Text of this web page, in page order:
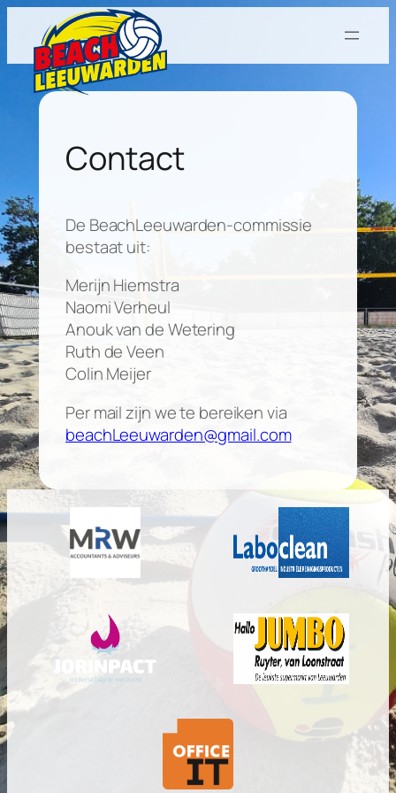
de
inhoud
Contact
De BeachLeeuwarden-commissie
bestaat uit:
Merijn Hiemstra
Naomi Verheul
Anouk van de Wetering
Ruth de Veen
Colin Meijer
Per mail zijn we te bereiken via
beachLeeuwarden@gmail.com